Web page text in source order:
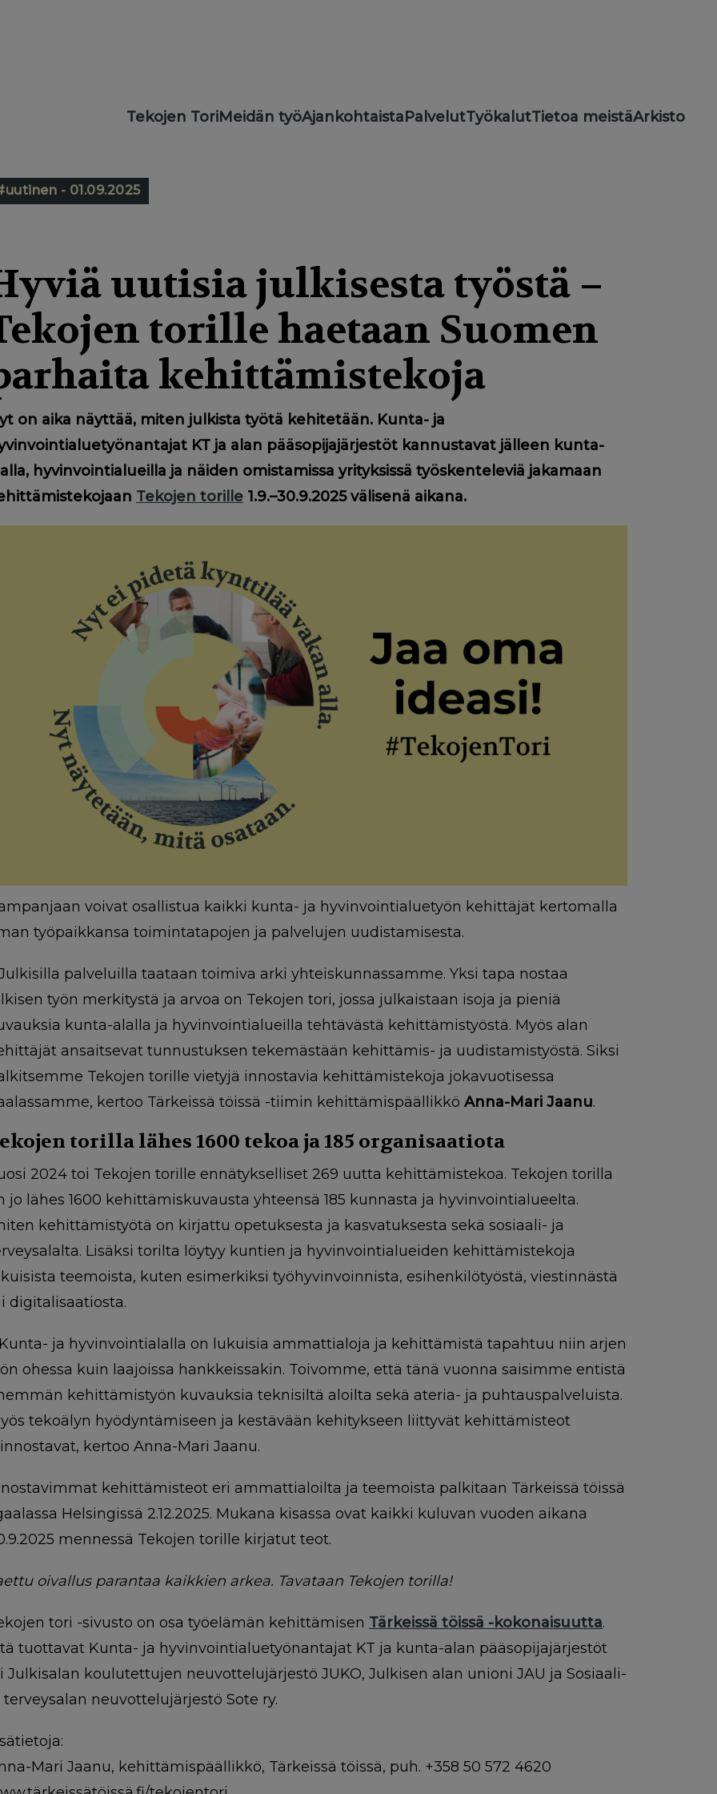
Main
Tekojen ToriMeidän työAjankohtaistaPalvelutTyökalutTietoa meistäArkisto
- 01.09.2025
uutisia julkisesta työstä –
torille haetaan Suomen
kehittämistekoja
on aika näyttää, miten julkista työtä kehitetään. Kunta- ja
KT ja alan pääsopijajärjestöt kannustavat jälleen kunta-
hyvinvointialueilla ja näiden omistamissa yrityksissä työskenteleviä jakamaan
Tekojen torille 1.9.–30.9.2025 välisenä aikana.
voivat osallistua kaikki kunta- ja hyvinvointialuetyön kehittäjät kertomalla
työpaikkansa toimintatapojen ja palvelujen uudistamisesta.
palveluilla taataan toimiva arki yhteiskunnassamme. Yksi tapa nostaa
työn merkitystä ja arvoa on Tekojen tori, jossa julkaistaan isoja ja pieniä
kunta-alalla ja hyvinvointialueilla tehtävästä kehittämistyöstä. Myös alan
ansaitsevat tunnustuksen tekemästään kehittämis- ja uudistamistyöstä. Siksi
Tekojen torille vietyjä innostavia kehittämistekoja jokavuotisessa
kertoo Tärkeissä töissä -tiimin kehittämispäällikkö Anna-Mari Jaanu.
torilla lähes 1600 tekoa ja 185 organisaatiota
2024 toi Tekojen torille ennätykselliset 269 uutta kehittämistekoa. Tekojen torilla
jo lähes 1600 kehittämiskuvausta yhteensä 185 kunnasta ja hyvinvointialueelta.
kehittämistyötä on kirjattu opetuksesta ja kasvatuksesta sekä sosiaali- ja
Lisäksi torilta löytyy kuntien ja hyvinvointialueiden kehittämistekoja
teemoista, kuten esimerkiksi työhyvinvoinnista, esihenkilötyöstä, viestinnästä
digitalisaatiosta.
Kunta- ja hyvinvointialalla on lukuisia ammattialoja ja kehittämistä tapahtuu niin arjen
ohessa kuin laajoissa hankkeissakin. Toivomme, että tänä vuonna saisimme entistä
kehittämistyön kuvauksia teknisiltä aloilta sekä ateria- ja puhtauspalveluista.
tekoälyn hyödyntämiseen ja kestävään kehitykseen liittyvät kehittämisteot
kertoo Anna-Mari Jaanu.
kehittämisteot eri ammattialoilta ja teemoista palkitaan Tärkeissä töissä
Helsingissä 2.12.2025. Mukana kisassa ovat kaikki kuluvan vuoden aikana
mennessä Tekojen torille kirjatut teot.
oivallus parantaa kaikkien arkea. Tavataan Tekojen torilla!
tori -sivusto on osa työelämän kehittämisen Tärkeissä töissä -kokonaisuutta.
tuottavat Kunta- ja hyvinvointialuetyönantajat KT ja kunta-alan pääsopijajärjestöt
Julkisalan koulutettujen neuvottelujärjestö JUKO, Julkisen alan unioni JAU ja Sosiaali-
terveysalan neuvottelujärjestö Sote ry.
Mari Jaanu, kehittämispäällikkö, Tärkeissä töissä, puh. +358 50 572 4620